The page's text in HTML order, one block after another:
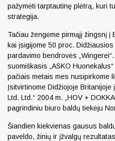
pažymėti tarptautinę plėtrą, kuri
strategija.
Tačiau žengėme pirmąjį žingsnį
kai įsigijome 50 proc.
pardavimo bendrovės
suomiškasis „ASKO
pačiais metais mes nusipirkome
Įsitvirtinome Didžiojoje Britanijoje
Ltd. Ltd.“ 2004 m. „HOV +
pagrindiniu biuro baldų tiekėju
Šiandien kiekvienas gausus
paveldo, žinių ir įžvalgų